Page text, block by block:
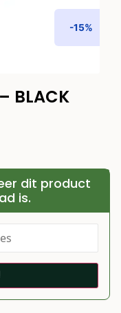
-15%
BLACK
dit product
is.